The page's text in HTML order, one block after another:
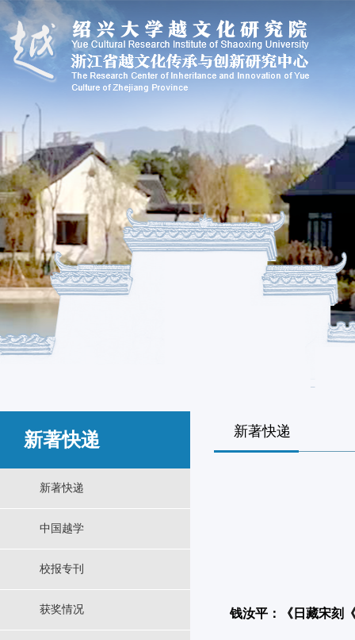
新著快递
新著快递
中国越学
校报专刊
获奖情况
新著快递
钱汝平：《日藏宋刻